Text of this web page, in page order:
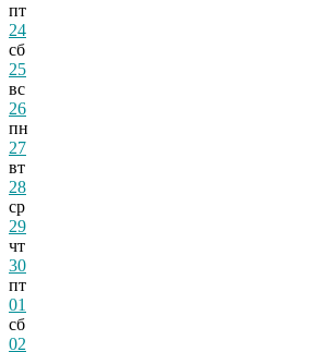
пт
24
сб
25
вс
26
пн
27
вт
28
ср
29
чт
30
пт
01
сб
02